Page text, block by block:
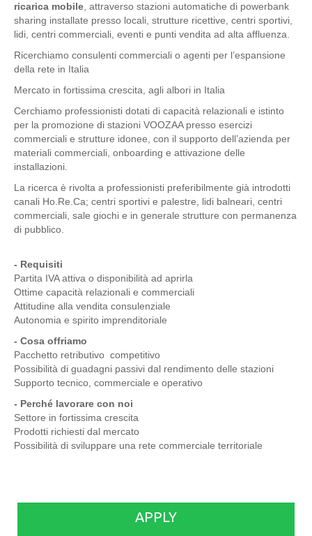
ricarica mobile, attraverso stazioni automatiche di powerbank
sharing installate presso locali, strutture ricettive, centri sportivi,
lidi, centri commerciali, eventi e punti vendita ad alta affluenza.
Ricerchiamo consulenti commerciali o agenti per l’espansione
della rete in Italia
Mercato in fortissima crescita, agli albori in Italia
Cerchiamo professionisti dotati di capacità relazionali e istinto
per la promozione di stazioni VOOZAA presso esercizi
commerciali e strutture idonee, con il supporto dell’azienda per
materiali commerciali, onboarding e attivazione delle
installazioni.
La ricerca è rivolta a professionisti preferibilmente già introdotti
canali Ho.Re.Ca; centri sportivi e palestre, lidi balneari, centri
commerciali, sale giochi e in generale strutture con permanenza
di pubblico.
- Requisiti
Partita IVA attiva o disponibilità ad aprirla
Ottime capacità relazionali e commerciali
Attitudine alla vendita consulenziale
Autonomia e spirito imprenditoriale
- Cosa offriamo
Pacchetto retributivo competitivo
Possibilità di guadagni passivi dal rendimento delle stazioni
Supporto tecnico, commerciale e operativo
- Perché lavorare con noi
Settore in fortissima crescita
Prodotti richiesti dal mercato
Possibilità di sviluppare una rete commerciale territoriale
APPLY